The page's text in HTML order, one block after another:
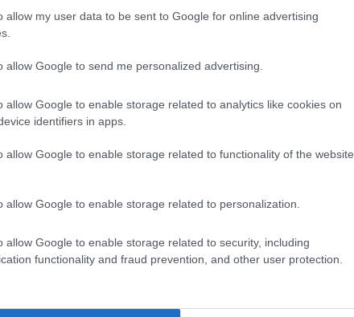
allow my user data to be sent to Google for online advertising
allow Google to send me personalized advertising.
allow Google to enable storage related to analytics like cookies on
identifiers in apps.
allow Google to enable storage related to functionality of the website
allow Google to enable storage related to personalization.
allow Google to enable storage related to security, including
functionality and fraud prevention, and other user protection.
και καθαρό 4-4-2, προσπαθώντας
οι «πράσινοι» δημιούργησαν την
ωραία με την μπάλα, βρήκε τον
σε πόδι αμυντικού πριν πάρει
Τσικίνιο να αποφεύγει τον Πάλμερ-
εστία του Λαφόν. Στο 42’ οι Πειραιώτες
ακυρώθηκε μετά από παρέμβαση του
επιθετικό φάουλ του Σιπιόνι στον
των καθυστερήσεων του πρώτου
προς τον Ταρέμι, εκείνος απέφυγε τον
δεξί δοκάρι του Λαφόν, με τον Ροντινέι